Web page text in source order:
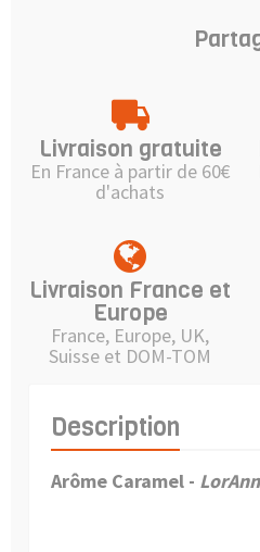
Livraison gratuite
En France à partir de 60€
d'achats
Livraison France et
Europe
France, Europe, UK,
Suisse et DOM-TOM
Description
Arôme Caramel -